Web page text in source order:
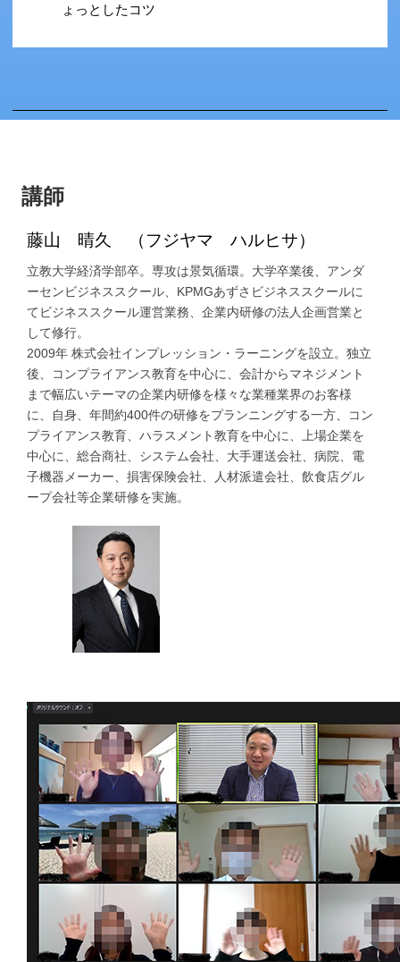
ょっとしたコツ
講師
藤山 晴久 （フジヤマ ハルヒサ）
立教大学経済学部卒。専攻は景気循環。大学卒業後、アンダ
ーセンビジネススクール、KPMGあずさビジネススクールに
てビジネススクール運営業務、企業内研修の法人企画営業と
して修行。
2009年 株式会社インプレッション・ラーニングを設立。独立
後、コンプライアンス教育を中心に、会計からマネジメント
まで幅広いテーマの企業内研修を様々な業種業界のお客様
に、自身、年間約400件の研修をプランニングする一方、コン
プライアンス教育、ハラスメント教育を中心に、上場企業を
中心に、総合商社、システム会社、大手運送会社、病院、電
子機器メーカー、損害保険会社、人材派遣会社、飲食店グル
ープ会社等企業研修を実施。